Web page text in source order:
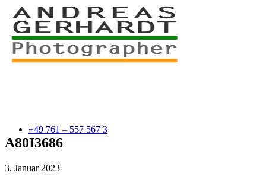
+49 761 – 557 567 3
A80I3686
3. Januar 2023